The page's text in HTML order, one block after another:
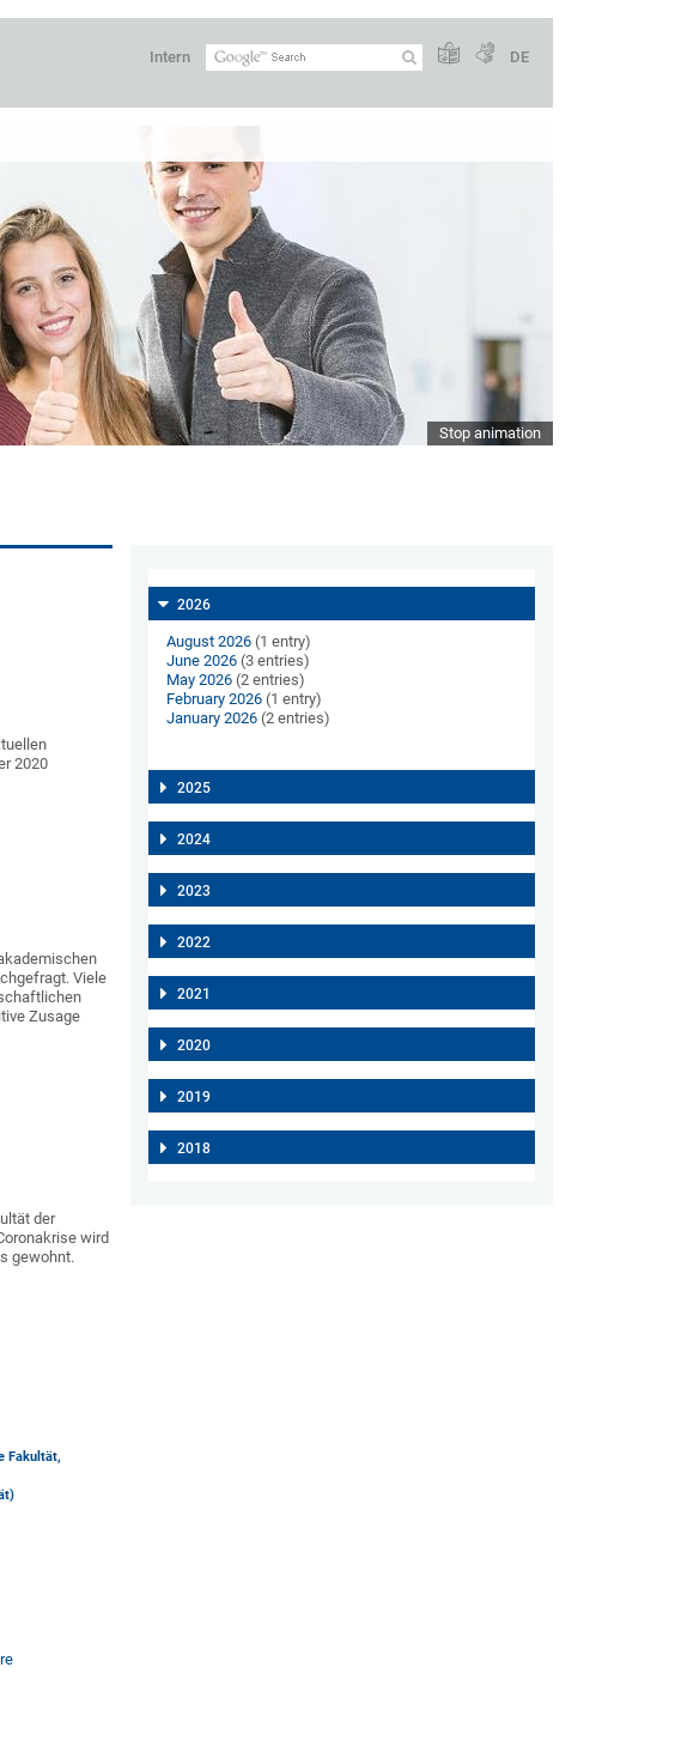
Intern DE
Stop animation
2020
Viele
Zusage
der
wird
gewohnt.
Fakultät,
2026
August 2026(1 entry)
June 2026(3 entries)
May 2026(2 entries)
February 2026(1 entry)
January 2026(2 entries)
2025
2024
2023
2022
2021
2020
2019
2018